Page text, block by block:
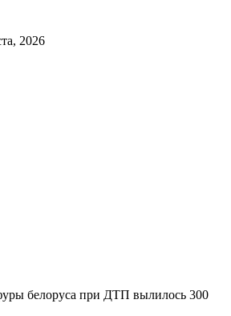
2026
белоруса при ДТП вылилось 300